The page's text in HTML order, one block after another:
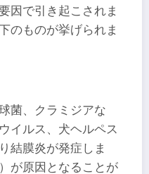
因で引き起こされま
のものが挙げられま
菌、クラミジアな
イルス、犬ヘルペス
結膜炎が発症しま
が原因となることが